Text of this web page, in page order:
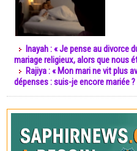
Inayah : « Je pense au divorce
mariage religieux, alors que nous
Rajiya : « Mon mari ne vit plus
dépenses : suis-je encore mariée ?